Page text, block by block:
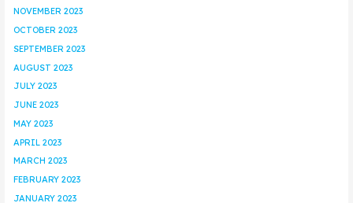
NOVEMBER 2023
OCTOBER 2023
SEPTEMBER 2023
AUGUST 2023
JULY 2023
JUNE 2023
MAY 2023
APRIL 2023
MARCH 2023
FEBRUARY 2023
JANUARY 2023